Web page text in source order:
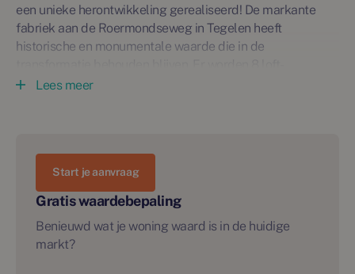
een unieke herontwikkeling gerealiseerd! De markante
fabriek aan de Roermondseweg in Tegelen heeft
historische en monumentale waarde die in de
appartementen gerealiseerd met behoud van het
Wonen ‘In de Aje Sigarefabriek’ is luxueus en duurzaam
wonen in een monumentaal pand met hoogwaardig
wooncomfort!
Het gebouw wordt geheel verduurzaamd conform de
huidige nieuwbouweisen; gasloos en voorzien van
Lees meer
Gratis waardebepaling
Benieuwd wat je woning waard is in de huidige
markt?
Start je aanvraag